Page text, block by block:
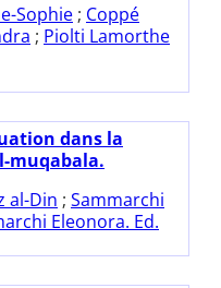
Sophie ; Coppé
; Piolti Lamorthe
dans la
muqabala.
al-Din ; Sammarchi
Eleonora. Ed.